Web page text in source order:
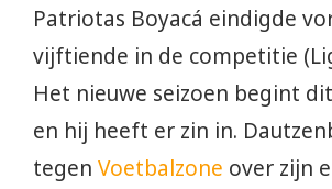
Patriotas Boyacá eindigde
vijftiende in de competitie
Het nieuwe seizoen begint
en hij heeft er zin in.
tegen Voetbalzone over zijn